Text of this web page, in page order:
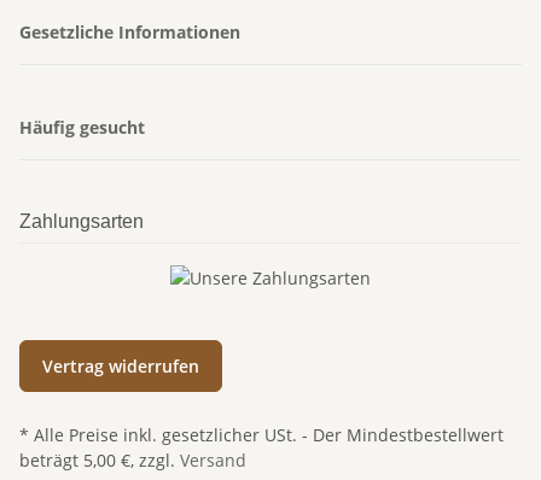
Gesetzliche Informationen
Häufig gesucht
Zahlungsarten
Vertrag widerrufen
* Alle Preise inkl. gesetzlicher USt. - Der Mindestbestellwert
beträgt 5,00 €, zzgl. Versand